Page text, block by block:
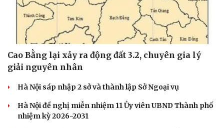
Cải chính
Cao Bằng lại xảy ra động đất 3.2, chuyên gia lý
giải nguyên nhân
Hà Nội sáp nhập 2 sở và thành lập Sở Ngoại vụ
Hà Nội đề nghị miễn nhiệm 11 Ủy viên UBND Thành phố
nhiệm kỳ 2026-2031